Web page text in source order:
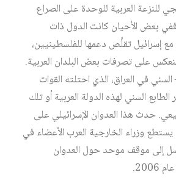
للنزعة العربية للوحدة على الصراع
ففي بعض الأحيان كانت الدول ذات
مع إسرائيل تقلِّص دعمها للفلسطينيين،
على تصرفات بعض البلدان العربية.
في العراق، الذي احتلته القوات
الطابع السني لهذه الدولة العربية أو تلك
حدث هذا العدوان الإسرائيلي على
وزراء الخارجية العرب الأعضاء في
إلى موقف موحد حول العدوان